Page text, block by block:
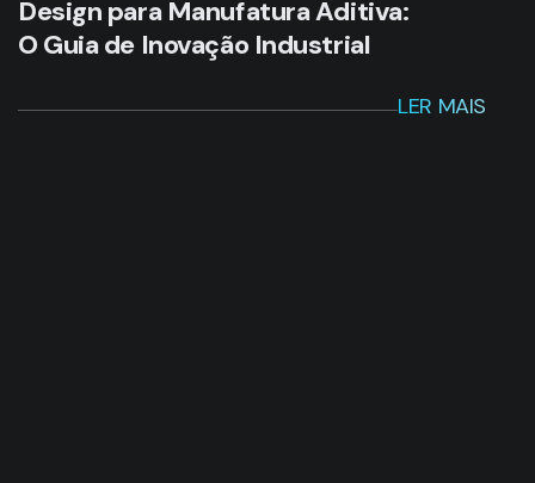
Design para Manufatura Aditiva:
O Guia de Inovação Industrial
LER MAIS